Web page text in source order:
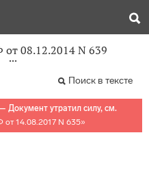
08.12.2014 N 639
Поиск в тексте
Документ утратил силу, см.
14.08.2017 N 635»